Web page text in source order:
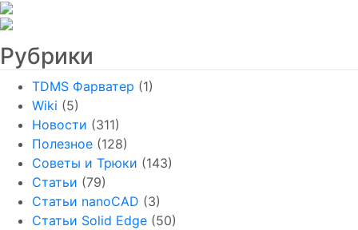
Рубрики
TDMS Фарватер (1)
Wiki (5)
Новости (311)
Полезное (128)
Советы и Трюки (143)
Статьи (79)
Статьи nanoCAD (3)
Статьи Solid Edge (50)